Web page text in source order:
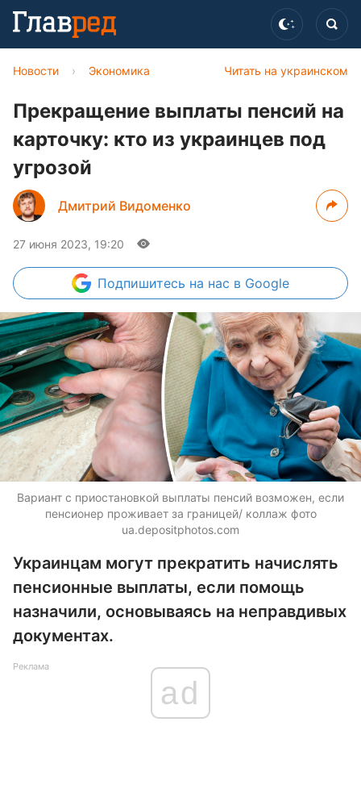
Читать на украинском
Новости › Экономика
Прекращение выплаты пенсий на
карточку: кто из украинцев под
угрозой
Дмитрий Видоменко
27 июня 2023, 19:20
Подпишитесь на нас в Google
Вариант с приостановкой выплаты пенсий возможен, если
пенсионер проживает за границей/ коллаж фото
ua.depositphotos.com
Украинцам могут прекратить начислять
пенсионные выплаты, если помощь
назначили, основываясь на неправдивых
документах.
Реклама
ad